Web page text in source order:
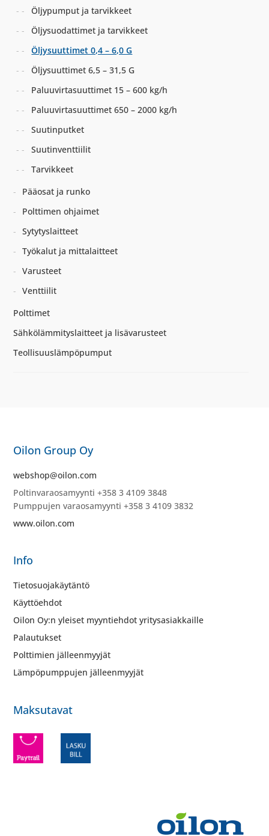
Öljypumput ja tarvikkeet
Öljysuodattimet ja tarvikkeet
Öljysuuttimet 0,4 – 6,0 G
Öljysuuttimet 6,5 – 31,5 G
Paluuvirtasuuttimet 15 – 600 kg/h
Paluuvirtasuuttimet 650 – 2000 kg/h
Suutinputket
Suutinventtiilit
Tarvikkeet
Pääosat ja runko
Polttimen ohjaimet
Sytytyslaitteet
Työkalut ja mittalaitteet
Varusteet
Venttiilit
Polttimet
Sähkölämmityslaitteet ja lisävarusteet
Teollisuuslämpöpumput
Oilon Group Oy
webshop@oilon.com
Poltinvaraosamyynti +358 3 4109 3848
Pumppujen varaosamyynti +358 3 4109 3832
www.oilon.com
Info
Tietosuojakäytäntö
Käyttöehdot
Oilon Oy:n yleiset myyntiehdot yritysasiakkaille
Palautukset
Polttimien jälleenmyyjät
Lämpöpumppujen jälleenmyyjät
Maksutavat